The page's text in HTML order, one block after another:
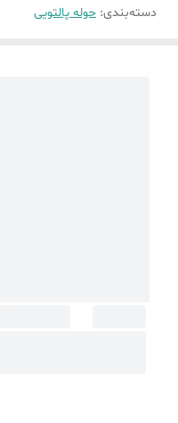
دسته‌بندی: حوله پالتویی